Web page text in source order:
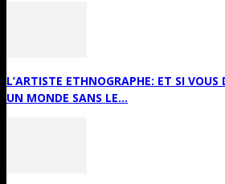
L’ARTISTE ETHNOGRAPHE: ET SI
UN MONDE SANS LE...